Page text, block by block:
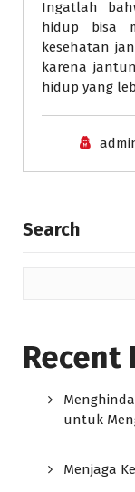
Ingatlah
hidup bisa
kesehatan
karena
hidup yang
Search
Recent
untuk
Menjaga